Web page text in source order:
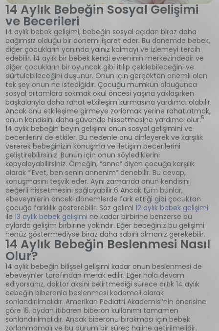
14 Aylık Bebeğin Sosyal Gelişimi
ve Becerileri
14 aylık bebek gelişimi, bebeğin sosyal açıdan biraz daha
bağımsız olduğu bir dönemi işaret eder. Bu dönemde bebek,
diğer çocukların yanında yalnız kalmayı ve izlemeyi tercih
edebilir. 14 aylık bir bebek kendi evreninin merkezindedir ve
diğer çocukların bir oyuncak gibi itilip çekilebileceğini ve
dürtülebileceğini düşünür. Onun için gerçekten önemli olan
tek şey onun ne istediğidir. Çocuğu mümkün olduğunca
sosyal ortamlara sokmak okul öncesi yaşına yaklaşırken
başkalarıyla daha rahat etkileşim kurmasına yardımcı olabilir.
Ancak onu etkileşime girmeye zorlamak yerine rahatlatmak,
onun kendisini daha güvende hissetmesine yardımcı olur.5
14 aylık bebeğin beyin gelişimi onun sosyal gelişimini ve
becerilerini de etkiler. Bu nedenle onu dinleyerek ve karşılık
vererek bebeğinizin konuşma ve iletişim becerilerini
geliştirebilirsiniz. Bunun için onun söylediklerini
kopyalayabilirsiniz. Örneğin, “anne” diyen çocuğa karşılık
olarak “'Evet, ben senin annenim” denebilir. Bu cevap,
konuşmasını teşvik eder. Aynı zamanda onun kendisini
değerli hissetmesini sağlayabilir.6 Ancak tüm bunlar,
ebeveynlerin önceki dönemlerde fark ettiği gibi çocuktan
çocuğa farklılık gösterebilir. Söz gelimi12 aylık bebek gelişimi
ile13 aylık bebek gelişimi ne kadar birbirine benzerse bu
aylarda gelişim birbirine yakındır. Eğer bebeğiniz bu gelişimi
henüz göstermediyse biraz daha sabırlı olmanız gerekebilir.
14 Aylık Bebeğin Beslenmesi Nasıl
Olur?
14 aylık bebeğin bilişsel gelişimi kadar onun beslenmesi de
ebeveynler tarafından merak edilir. Eğer hala devam
ediyorsanız, doktor aksini belirtmediği sürece artık 14 aylık
bebeğin biberonla beslenmesi kademeli olarak
sonlandırılmalıdır. Amerikan Pediatri Akademisi’nin önerisine
göre 15. aydan itibaren biberon kullanımı tamamen
sonlandırılmalıdır. Ancak biberonu bırakması için bebek
zorlanmamalı ve bu durum bir süreç haline getirilmelidir.